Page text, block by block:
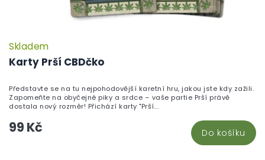
Karty Prší CBDčko
Skladem
99 Kč Do košíku
Představte se na tu nejpohodovější karetní hru, jakou jste kdy zažili.
Zapomeňte na obyčejné piky a srdce – vaše partie Prší právě
dostala nový rozměr! Přichází karty "Prší...